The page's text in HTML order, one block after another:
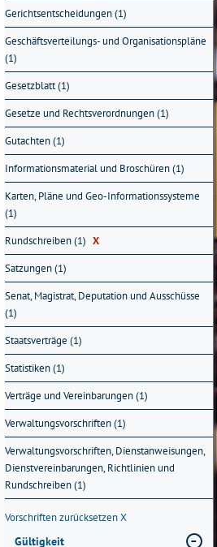
Gerichtsentscheidungen (1)
Geschäftsverteilungs- und Organisationspläne
(1)
Gesetzblatt (1)
Gesetze und Rechtsverordnungen (1)
Gutachten (1)
Informationsmaterial und Broschüren (1)
Karten, Pläne und Geo-Informationssysteme
(1)
Rundschreiben (1) X
Satzungen (1)
Senat, Magistrat, Deputation und Ausschüsse
(1)
Staatsverträge (1)
Statistiken (1)
Verträge und Vereinbarungen (1)
Verwaltungsvorschriften (1)
Verwaltungsvorschriften, Dienstanweisungen,
Dienstvereinbarungen, Richtlinien und
Rundschreiben (1)
Vorschriften zurücksetzenX
Gültigkeit